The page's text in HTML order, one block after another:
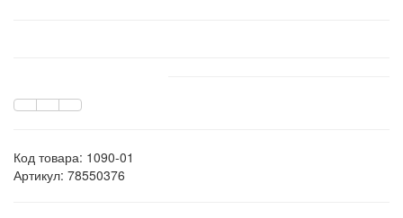
Код товара: 1090-01
Артикул: 78550376